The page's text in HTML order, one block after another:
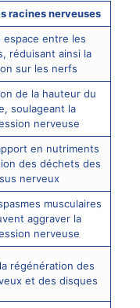
racines nerveuses
espace entre les
réduisant ainsi la
sur les nerfs
de la hauteur du
soulageant la
nerveuse
en nutriments
des déchets des
nerveux
musculaires
aggraver la
nerveuse
régénération des
et des disques